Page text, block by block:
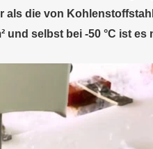
die von
und selbst bei -50 °C ist es